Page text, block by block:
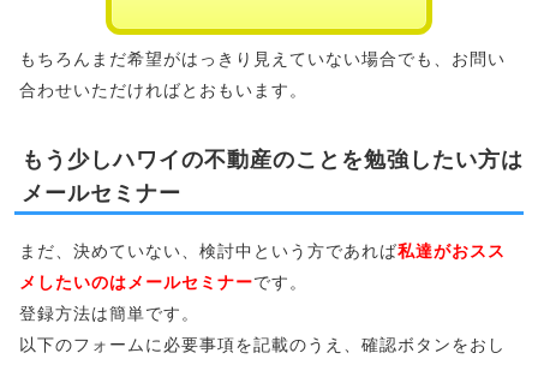
もちろんまだ希望がはっきり見えていない場合でも、お問い
合わせいただければとおもいます。
もう少しハワイの不動産のことを勉強したい方は
メールセミナー
まだ、決めていない、検討中という方であれば私達がおスス
メしたいのはメールセミナーです。
登録方法は簡単です。
以下のフォームに必要事項を記載のうえ、確認ボタンをおし